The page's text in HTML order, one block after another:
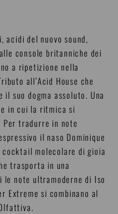
acidi del nuovo sound,
console britanniche dei
a ripetizione nella
all’Acid House che
suo dogma assoluto. Una
in cui la ritmica si
Per tradurre in note
il naso Dominique
molecolare di gioia
trasporta in una
note ultramoderne di Iso
Extreme si combinano al